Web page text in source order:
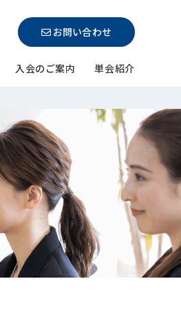
お問い合わせ
入会のご案内 単会紹介